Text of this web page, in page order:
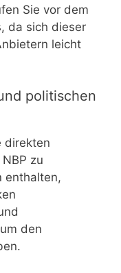
Sie vor dem
da sich dieser
leicht
politischen
direkten
zu
enthalten,
den